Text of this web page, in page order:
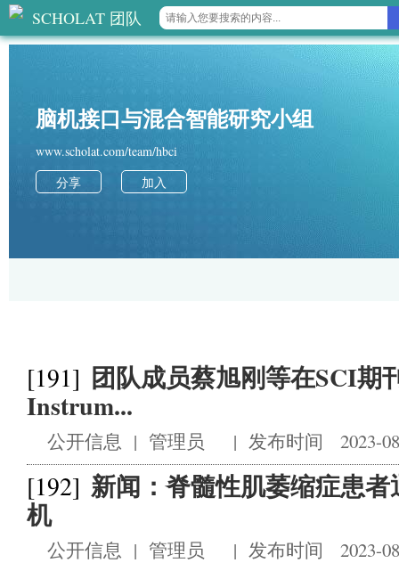
SCHOLAT 团队
脑机接口与混合智能研究小组
www.scholat.com/team/hbci
分享
加入
[191] 团队成员蔡旭刚等在SCI期
Instrum...
公开信息 | 管理员 | 发布时间 2023-
[192] 新闻：脊髓性肌萎缩症患
机
公开信息 | 管理员 | 发布时间 2023-